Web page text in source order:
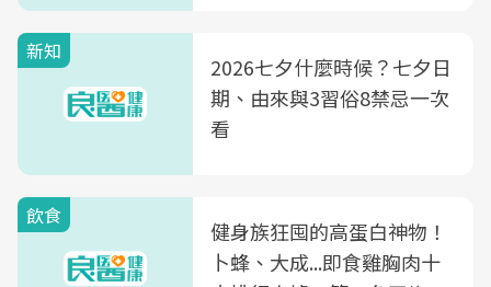
新知
2026七夕什麼時候？七夕日
期、由來與3習俗8禁忌一次
看
飲食
健身族狂囤的高蛋白神物！
卜蜂、大成...即食雞胸肉十